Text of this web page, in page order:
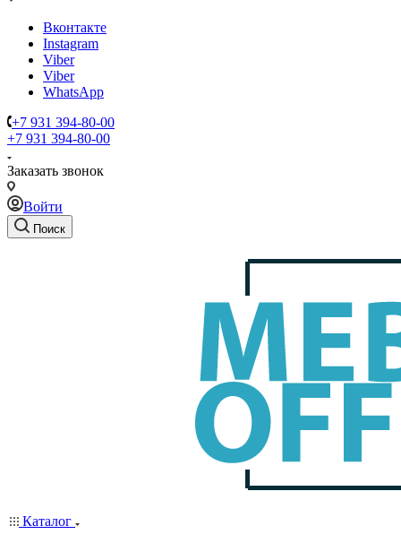
Вконтакте
Instagram
Viber
Viber
WhatsApp
+7 931 394-80-00
+7 931 394-80-00
Заказать звонок
Войти
Поиск
Каталог